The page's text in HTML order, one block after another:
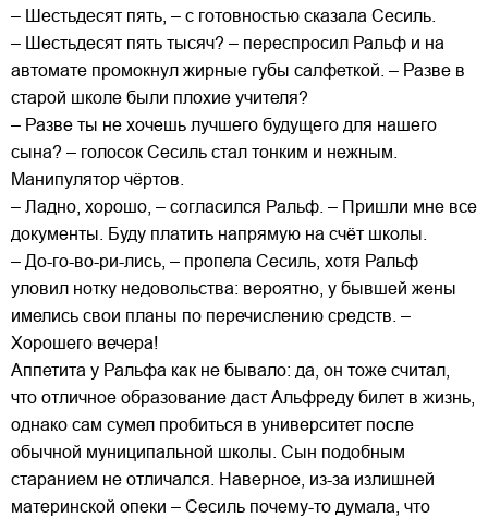
– Шестьдесят пять, – с готовностью сказала Сесиль.
– Шестьдесят пять тысяч? – переспросил Ральф и на
автомате промокнул жирные губы салфеткой. – Разве в
старой школе были плохие учителя?
– Разве ты не хочешь лучшего будущего для нашего
сына? – голосок Сесиль стал тонким и нежным.
Манипулятор чёртов.
– Ладно, хорошо, – согласился Ральф. – Пришли мне все
документы. Буду платить напрямую на счёт школы.
– До-го-во-ри-лись, – пропела Сесиль, хотя Ральф
уловил нотку недовольства: вероятно, у бывшей жены
имелись свои планы по перечислению средств. –
Хорошего вечера!
Аппетита у Ральфа как не бывало: да, он тоже считал,
что отличное образование даст Альфреду билет в жизнь,
однако сам сумел пробиться в университет после
обычной муниципальной школы. Сын подобным
старанием не отличался. Наверное, из-за излишней
материнской опеки – Сесиль почему-то думала, что